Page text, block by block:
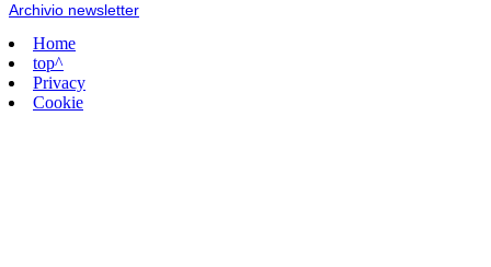
Archivio newsletter
Home
top^
Privacy
Cookie